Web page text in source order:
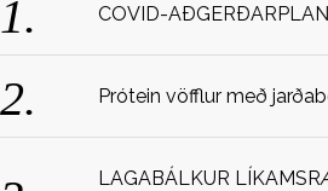
COVID-
Prótein vöfflur með
LAGABÁLKUR